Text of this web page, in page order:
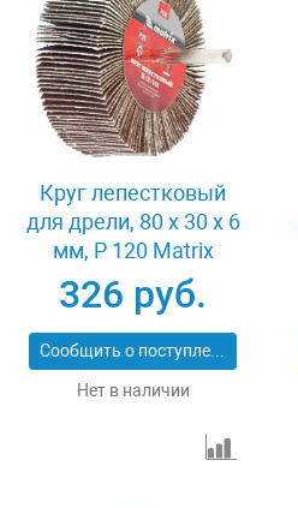
Круг лепестковый
для дрели, 80 х 30 х 6
мм, P 120 Matrix
74146
326 руб.
Сообщить о поступлении
Нет в наличии